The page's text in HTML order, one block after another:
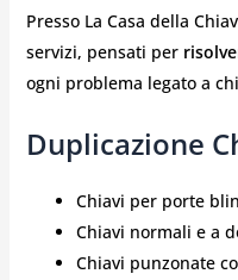
Presso La Casa della
servizi, pensati per
ogni problema legato a
Duplicazione
Chiavi per porte
Chiavi normali e a
Chiavi punzonate